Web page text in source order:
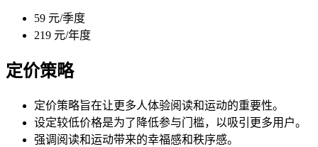
59 元/季度
219 元/年度
定价策略
定价策略旨在让更多人体验阅读和运动的重要性。
设定较低价格是为了降低参与门槛，以吸引更多用户。
强调阅读和运动带来的幸福感和秩序感。